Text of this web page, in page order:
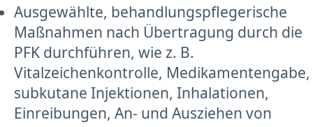
Ausgewählte, behandlungspflegerische
Maßnahmen nach Übertragung durch die
PFK durchführen, wie z. B.
Vitalzeichenkontrolle, Medikamentengabe,
subkutane Injektionen, Inhalationen,
Einreibungen, An- und Ausziehen von